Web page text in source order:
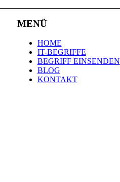
MENÜ
HOME
IT-BEGRIFFE
BEGRIFF EINSENDEN
BLOG
KONTAKT